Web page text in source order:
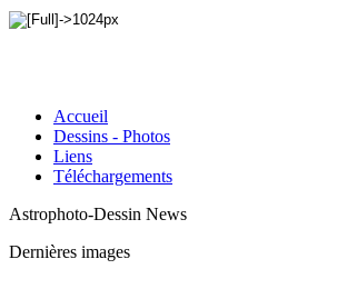
Accueil
Dessins - Photos
Liens
Téléchargements
Astrophoto-Dessin News
Dernières images